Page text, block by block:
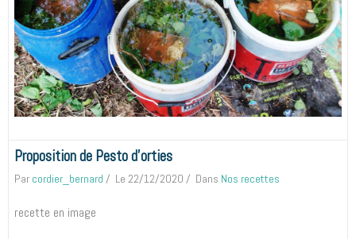
Proposition de Pesto d'orties
Par cordier_bernard Le 22/12/2020 Dans Nos recettes
recette en image